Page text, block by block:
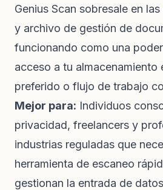
Genius Scan sobresale en
y archivo de gestión de
funcionando como una
acceso a tu almacenamiento
preferido o flujo de trabajo
Mejor para: Individuos
privacidad, freelancers y
industrias reguladas que
herramienta de escaneo
gestionan la entrada de